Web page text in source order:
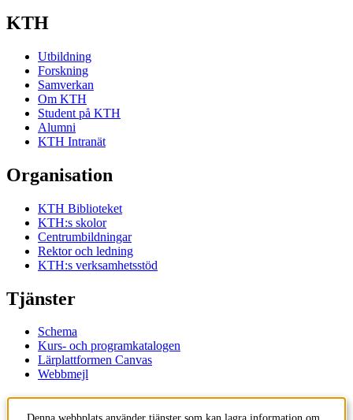
KTH
Utbildning
Forskning
Samverkan
Om KTH
Student på KTH
Alumni
KTH Intranät
Organisation
KTH Biblioteket
KTH:s skolor
Centrumbildningar
Rektor och ledning
KTH:s verksamhetsstöd
Tjänster
Schema
Kurs- och programkatalogen
Lärplattformen Canvas
Webbmejl